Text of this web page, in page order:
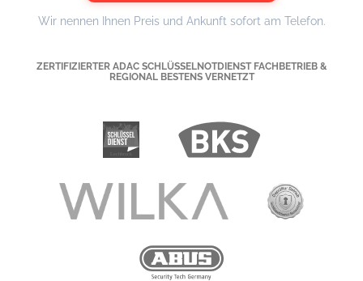
Wir nennen Ihnen Preis und Ankunft sofort am Telefon.
ZERTIFIZIERTER ADAC SCHLÜSSELNOTDIENST FACHBETRIEB &
REGIONAL BESTENS VERNETZT